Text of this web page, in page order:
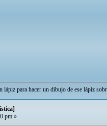
para hacer un dibujo de ese lápiz
pm »